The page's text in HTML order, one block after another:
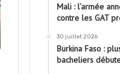
Mali : l’armée
contre les GAT
30 juillet 2026
Burkina Faso :
bacheliers